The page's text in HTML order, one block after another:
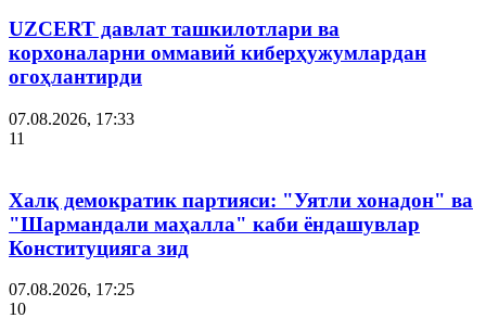
UZCERT давлат ташкилотлари ва
корхоналарни оммавий киберҳужумлардан
огоҳлантирди
07.08.2026, 17:33
11
Халқ демократик партияси: "Уятли хонадон" ва
"Шармандали маҳалла" каби ёндашувлар
Конституцияга зид
07.08.2026, 17:25
10